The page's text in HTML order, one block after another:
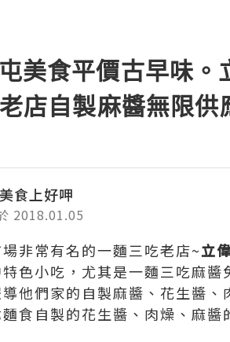
美食平價古早味
店自製麻醬無限供
食上好呷
2018.01.05
非常有名的一麵三吃老店~立
色小吃，尤其是一麵三吃麻
他們家的自製麻醬、花生醬
食自製的花生醬、肉燥、麻